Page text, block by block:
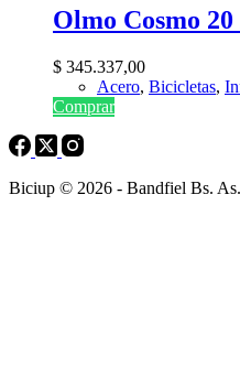
Olmo Cosmo
$ 345.337,00
Acero, Bicicletas,
Comprar
Biciup © 2026 - Bandfiel Bs.